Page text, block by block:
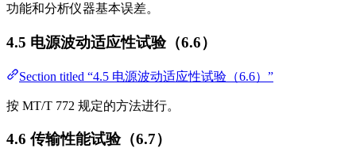
功能和分析仪器基本误差。
4.5 电源波动适应性试验（6.6）
Section titled “4.5 电源波动适应性试验（6.6）”
按 MT/T 772 规定的方法进行。
4.6 传输性能试验（6.7）